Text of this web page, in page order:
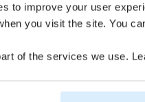
to improve your user
you visit the site. You
of the services we use.